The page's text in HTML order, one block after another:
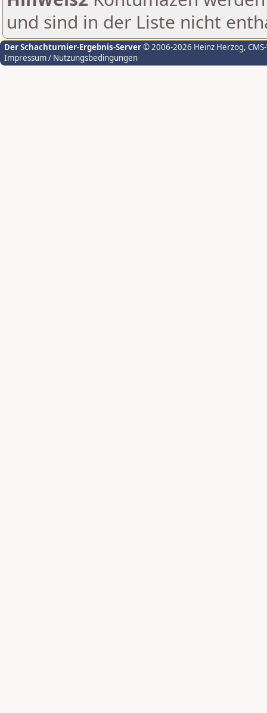
und sind in der Liste nicht
Der Schachturnier-Ergebnis-Server© 2006-2026 Heinz Herzog,
Impressum / Nutzungsbedingungen